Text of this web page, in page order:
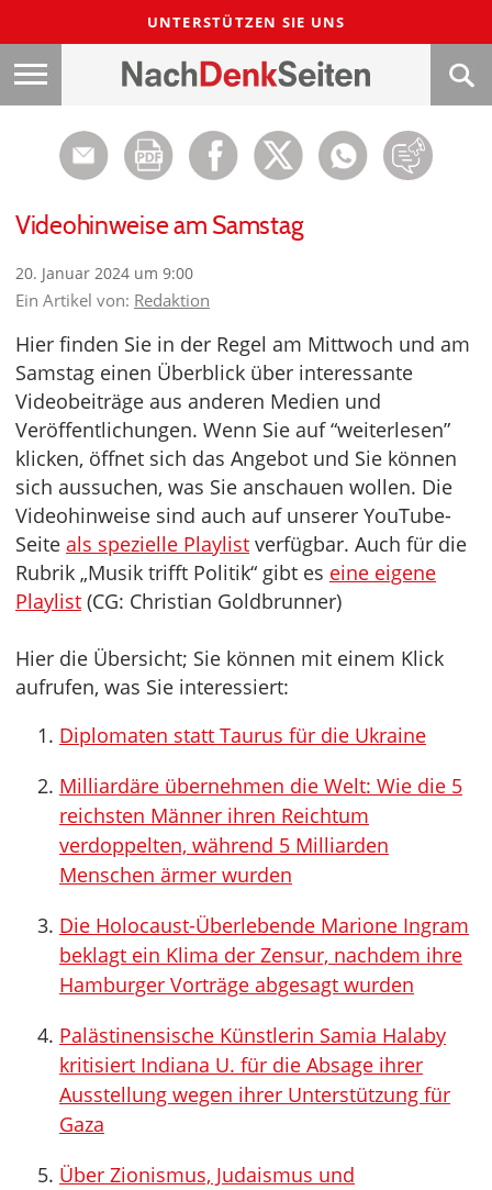
UNTERSTÜTZEN SIE UNS
Videohinweise am Samstag
20. Januar 2024 um 9:00
Ein Artikel von: Redaktion
Hier finden Sie in der Regel am Mittwoch und am
Samstag einen Überblick über interessante
Videobeiträge aus anderen Medien und
Veröffentlichungen. Wenn Sie auf “weiterlesen”
klicken, öffnet sich das Angebot und Sie können
sich aussuchen, was Sie anschauen wollen. Die
Videohinweise sind auch auf unserer YouTube-
Seite als spezielle Playlist verfügbar. Auch für die
Rubrik „Musik trifft Politik“ gibt es eine eigene
Playlist (CG: Christian Goldbrunner)
Hier die Übersicht; Sie können mit einem Klick
aufrufen, was Sie interessiert:
Diplomaten statt Taurus für die Ukraine
Milliardäre übernehmen die Welt: Wie die 5
reichsten Männer ihren Reichtum
verdoppelten, während 5 Milliarden
Menschen ärmer wurden
Die Holocaust-Überlebende Marione Ingram
beklagt ein Klima der Zensur, nachdem ihre
Hamburger Vorträge abgesagt wurden
Palästinensische Künstlerin Samia Halaby
kritisiert Indiana U. für die Absage ihrer
Ausstellung wegen ihrer Unterstützung für
Gaza
Über Zionismus, Judaismus und